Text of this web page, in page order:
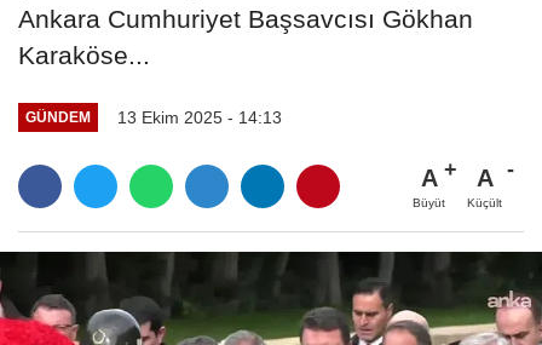
Ankara Cumhuriyet Başsavcısı Gökhan
Karaköse...
GÜNDEM 13 Ekim 2025 - 14:13
A
Büyüt
A
Küçült